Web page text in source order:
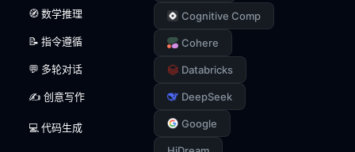
🧭 数学推理
📝 指令遵循
💬 多轮对话
✍️ 创意写作
💻 代码生成
Cognitive Comp
Cohere
Databricks
DeepSeek
Google